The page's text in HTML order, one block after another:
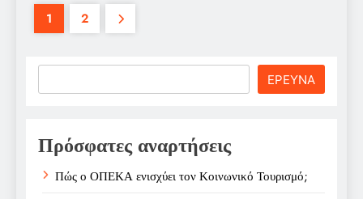
1 2
ΕΡΕΥΝΑ
Πρόσφατες αναρτήσεις
Πώς ο ΟΠΕΚΑ ενισχύει τον Κοινωνικό Τουρισμό;